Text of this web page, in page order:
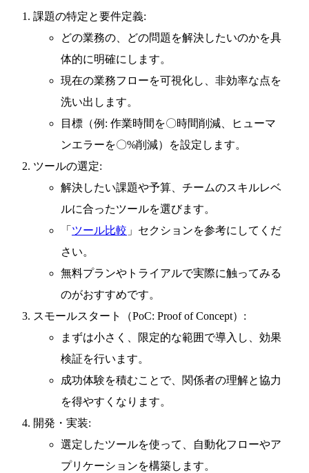
課題の特定と要件定義:
どの業務の、どの問題を解決したいのかを具
体的に明確にします。
現在の業務フローを可視化し、非効率な点を
洗い出します。
目標（例: 作業時間を〇時間削減、ヒューマ
ンエラーを〇%削減）を設定します。
ツールの選定:
解決したい課題や予算、チームのスキルレベ
ルに合ったツールを選びます。
「 ツール比較 」セクションを参考にしてくだ
さい。
無料プランやトライアルで実際に触ってみる
のがおすすめです。
スモールスタート（PoC: Proof of Concept）:
まずは小さく、限定的な範囲で導入し、効果
検証を行います。
成功体験を積むことで、関係者の理解と協力
を得やすくなります。
開発・実装:
選定したツールを使って、自動化フローやア
プリケーションを構築します。